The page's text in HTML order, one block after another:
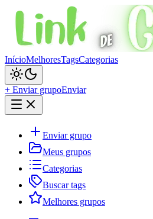
InícioMelhoresTagsCategorias
+ Enviar grupoEnviar
Enviar grupo
Meus grupos
Categorias
Buscar tags
Melhores grupos